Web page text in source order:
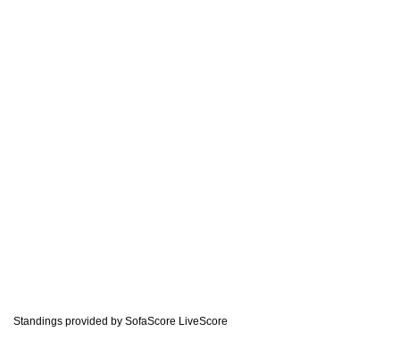
Standings provided by SofaScore LiveScore